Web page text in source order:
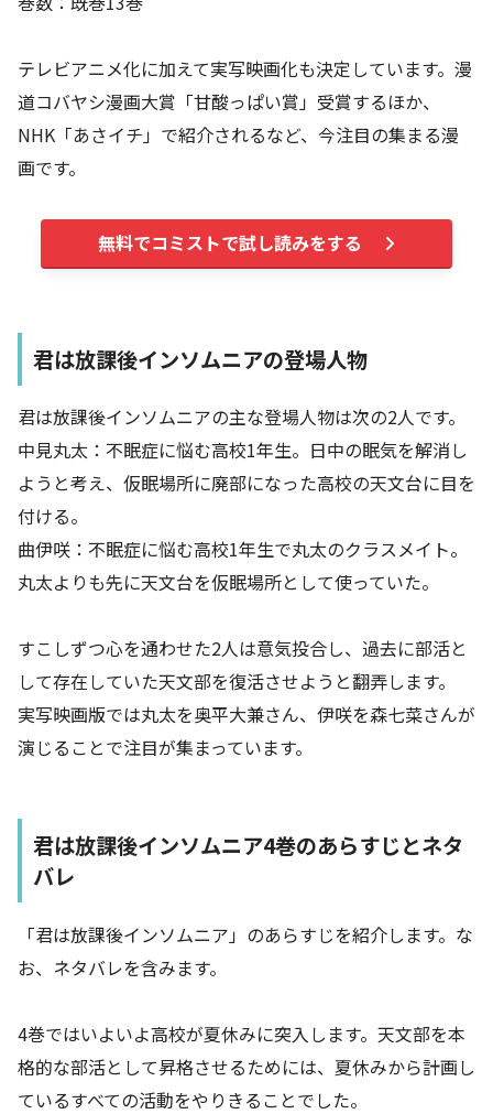
テレビアニメ化に加えて実写映画化も決定しています。漫
道コバヤシ漫画大賞「甘酸っぱい賞」受賞するほか、
NHK「あさイチ」で紹介されるなど、今注目の集まる漫
画です。
無料でコミストで試し読みをする
君は放課後インソムニアの登場人物
君は放課後インソムニアの主な登場人物は次の2人です。
中見丸太：不眠症に悩む高校1年生。日中の眠気を解消し
ようと考え、仮眠場所に廃部になった高校の天文台に目を
付ける。
曲伊咲：不眠症に悩む高校1年生で丸太のクラスメイト。
丸太よりも先に天文台を仮眠場所として使っていた。
すこしずつ心を通わせた2人は意気投合し、過去に部活と
して存在していた天文部を復活させようと翻弄します。
実写映画版では丸太を奥平大兼さん、伊咲を森七菜さんが
演じることで注目が集まっています。
君は放課後インソムニア4巻のあらすじとネタ
バレ
「君は放課後インソムニア」のあらすじを紹介します。な
お、ネタバレを含みます。
4巻ではいよいよ高校が夏休みに突入します。天文部を本
格的な部活として昇格させるためには、夏休みから計画し
ているすべての活動をやりきることでした。